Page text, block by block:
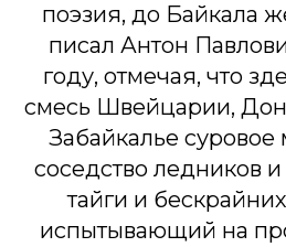
по
поэзия, до Байкала
писал Антон
году, отмечая, что
смесь Швейцарии,
Забайкалье суровое
соседство ледников и
тайги и
испытывающий на